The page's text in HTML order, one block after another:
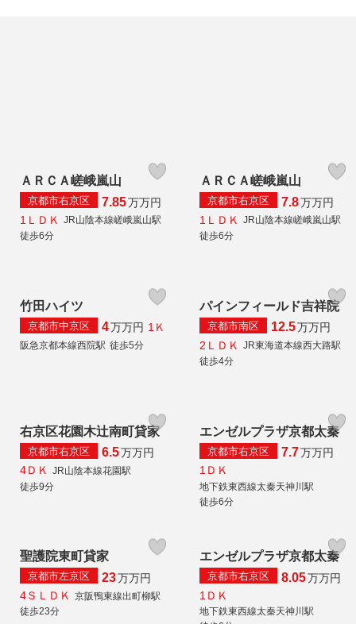
ＡＲＣＡ嵯峨嵐山
京都市右京区 7.85万万円
1ＬＤＫ
JR山陰本線嵯峨嵐山駅
徒歩6分
ＡＲＣＡ嵯峨嵐山
京都市右京区 7.8万万円
1ＬＤＫ
JR山陰本線嵯峨嵐山駅
徒歩6分
竹田ハイツ
京都市中京区 4万万円 1Ｋ
阪急京都本線西院駅 徒歩5分
パインフィールド吉祥院
京都市南区 12.5万万円
2ＬＤＫ
JR東海道本線西大路駅
徒歩4分
右京区花園木辻南町貸家
京都市右京区 6.5万万円
4ＤＫ JR山陰本線花園駅
徒歩9分
エンゼルプラザ京都太秦
京都市右京区 7.7万万円
1ＤＫ
地下鉄東西線太秦天神川駅
徒歩6分
聖護院東町貸家
京都市左京区 23万万円
4ＳＬＤＫ
京阪鴨東線出町柳駅
徒歩23分
エンゼルプラザ京都太秦
京都市右京区 8.05万万円
1ＤＫ
地下鉄東西線太秦天神川駅